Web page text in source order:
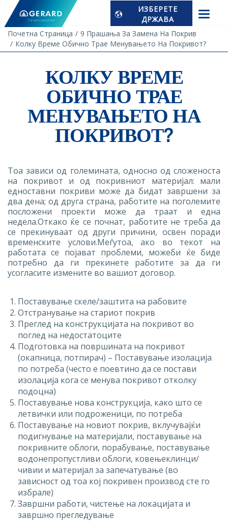
ИЗБЕРЕТЕ
ДРЖАВА
Почетна Страница
9 Прашања За Замена На Покрив
Колку Време Обично Трае Менувањето На Покривот?
КОЛКУ ВРЕМЕ
ОБИЧНО ТРАЕ
МЕНУВАЊЕТО НА
ПОКРИВОТ?
Тоа зависи од големината, односно од сложеноста
на покривот и од покривниот материјал: мали
едноставни покриви може да бидат завршени за
два дена; од друга страна, работите на поголемите
посложени проекти може да траат и една
недела.Откако ќе се почнат, работите не треба да
се прекинуваат од други причини, освен поради
временските услови.Меѓутоа, ако во текот на
работата се појават проблеми, можеби ќе биде
потребно да ги прекинете работите за да ги
усогласите измените во вашиот договор.
Поставување скеле/заштита на рабовите
Отстранување на стариот покрив
Преглед на конструкцијата на покривот во
поглед на недостатоците
Подготовка на површината на покривот
(окапница, потпирач) – Поставување изолација
по потреба (често е поевтино да се постави
изолација кога се менува покривот отколку
подоцна)
Поставување нова конструкција, како што се
летвички или подроженици, по потреба
Поставување на новиот покрив, вклучувајќи
подигнување на материјали, поставување на
покривните облоги, порабување, поставување
водонепропустливи облоги, ковењеклинци/
чивии и материјал за запечатување (во
зависност од тоа кој покривен производ сте го
избрале)
Завршни работи, чистење на локацијата и
завршно прегледување